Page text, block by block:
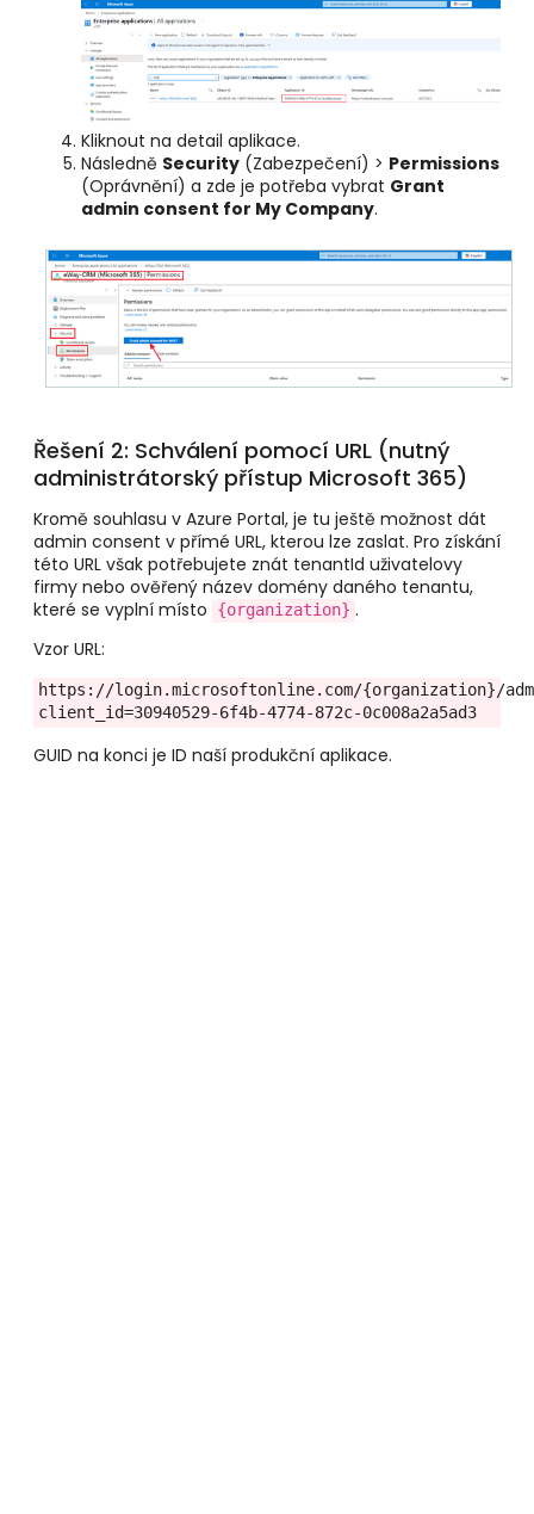
Kliknout na detail aplikace.
Následně Security (Zabezpečení) > Permissions
(Oprávnění) a zde je potřeba vybrat Grant
admin consent for My Company.
Řešení 2: Schválení pomocí URL (nutný
administrátorský přístup Microsoft 365)
Kromě souhlasu v Azure Portal, je tu ještě možnost dát
admin consent v přímé URL, kterou lze zaslat. Pro získání
této URL však potřebujete znát tenantId uživatelovy
firmy nebo ověřený název domény daného tenantu,
které se vyplní místo
{organization} .
Vzor URL:
https://login.microsoftonline.com/{organization}/
client_id=30940529-6f4b-4774-872c-0c008a2a5ad3
GUID na konci je ID naší produkční aplikace.